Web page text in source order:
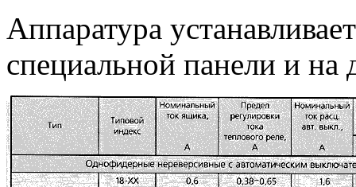
Аппаратура
специальной панели и на